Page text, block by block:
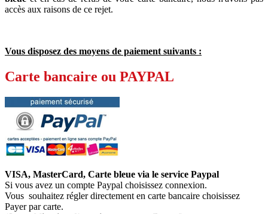
accès aux raisons de ce rejet.
Vous disposez des moyens de paiement suivants :
Carte bancaire ou PAYPAL
VISA, MasterCard, Carte bleue via le service Paypal
Si vous avez un compte Paypal choisissez connexion.
Vous souhaitez régler directement en carte bancaire choisissez
Payer par carte.